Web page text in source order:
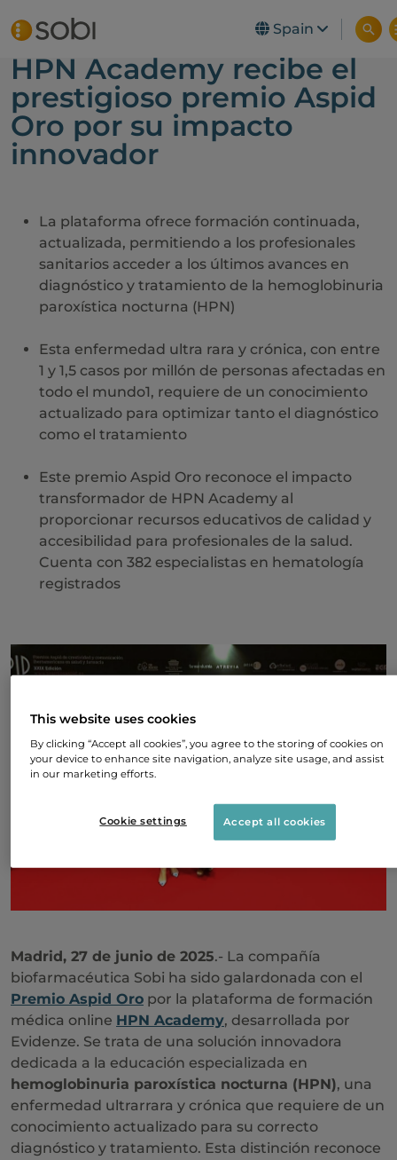
Spain
La plataforma educativa
HPN Academy recibe el
prestigioso premio Aspid
Oro por su impacto
innovador
La plataforma ofrece formación continuada,
actualizada, permitiendo a los profesionales
sanitarios acceder a los últimos avances en
diagnóstico y tratamiento de la hemoglobinuria
paroxística nocturna (HPN)
Esta enfermedad ultra rara y crónica, con entre
1 y 1,5 casos por millón de personas afectadas en
todo el mundo1, requiere de un conocimiento
actualizado para optimizar tanto el diagnóstico
como el tratamiento
Este premio Aspid Oro reconoce el impacto
transformador de HPN Academy al
proporcionar recursos educativos de calidad y
accesibilidad para profesionales de la salud.
Cuenta con 382 especialistas en hematología
registrados
Madrid, 27 de junio de 2025.- La compañía
biofarmacéutica Sobi ha sido galardonada con el
Premio Aspid Oro por la plataforma de formación
médica online HPN Academy, desarrollada por
Evidenze. Se trata de una solución innovadora
dedicada a la educación especializada en
hemoglobinuria paroxística nocturna (HPN), una
enfermedad ultrarrara y crónica que requiere de un
conocimiento actualizado para su correcto
diagnóstico y tratamiento. Esta distinción reconoce
This website uses cookies
By clicking “Accept all cookies”, you agree to the storing of cookies on
your device to enhance site navigation, analyze site usage, and assist
in our marketing efforts.
Cookie settings Accept all cookies